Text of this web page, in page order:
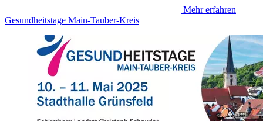
Mehr erfahren
Gesundheitstage Main-Tauber-Kreis